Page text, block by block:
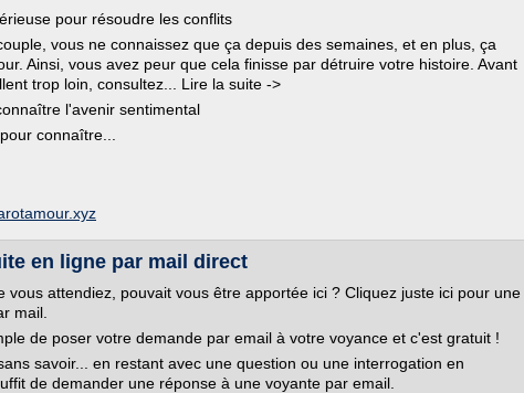
pour résoudre les conflits
vous ne connaissez que ça depuis des semaines, et en plus, ça
Ainsi, vous avez peur que cela finisse par détruire votre histoire. Avant
trop loin, consultez... Lire la suite ->
l'avenir sentimental
connaître...
en ligne par mail direct
vous attendiez, pouvait vous être apportée ici ? Cliquez juste ici pour une
mail.
de poser votre demande par email à votre voyance et c'est gratuit !
savoir... en restant avec une question ou une interrogation en
de demander une réponse à une voyante par email.